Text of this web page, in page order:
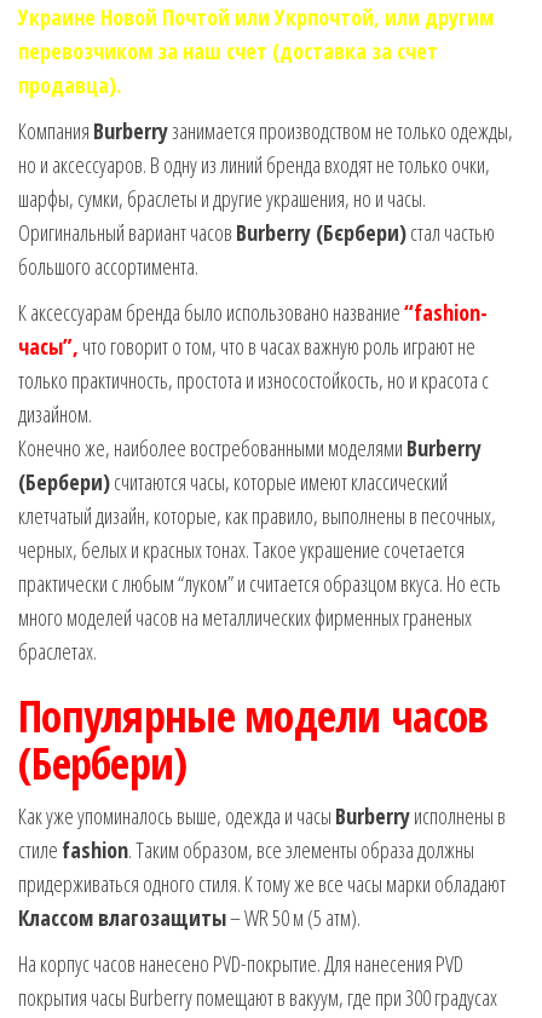
Украине Новой Почтой или Укрпочтой, или другим
перевозчиком за наш счет (доставка за счет
продавца).
Компания Burberryзанимается производством не только одежды,
но и аксессуаров. В одну из линий бренда входят не только очки,
шарфы, сумки, браслеты и другие украшения, но и часы.
Оригинальный вариант часов Burberry (Бєрбери)стал частью
большого ассортимента.
К аксессуарам бренда было использовано название“fashion-
часы”, что говорит о том, что в часах важную роль играют не
только практичность, простота и износостойкость, но и красота с
дизайном.
Конечно же, наиболее востребованными моделями Burberry
(Бербери)считаются часы, которые имеют классический
клетчатый дизайн, которые, как правило, выполнены в песочных,
черных, белых и красных тонах. Такое украшение сочетается
практически с любым “луком” и считается образцом вкуса. Но есть
много моделей часов на металлических фирменных граненых
браслетах.
Популярные модели часов
(Бербери)
Как уже упоминалось выше, одежда и часы Burberryисполнены в
стиле fashion. Таким образом, все элементы образа должны
придерживаться одного стиля. К тому же все часы марки обладают
Классом влагозащиты– WR 50 м (5 атм).
На корпус часов нанесено PVD-покрытие. Для нанесения PVD
покрытия часы Burberry помещают в вакуум, где при 300 градусах